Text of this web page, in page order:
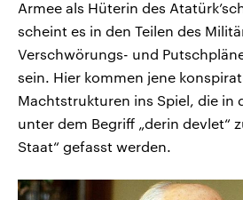
Armee als Hüterin des
scheint es in den Teilen des
Verschwörungs- und
sein. Hier kommen jene
Machtstrukturen ins Spiel, die in
unter dem Begriff „derin devlet“
Staat“ gefasst werden.